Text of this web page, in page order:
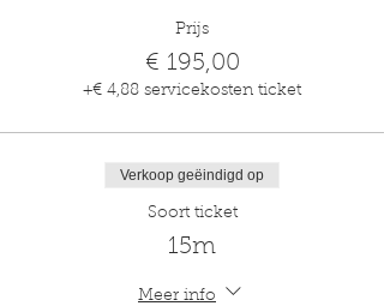
Prijs
€ 195,00
+€ 4,88 servicekosten ticket
Verkoop geëindigd op
Soort ticket
15m
Meer info